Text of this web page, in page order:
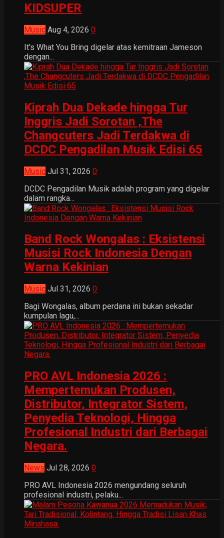
KIDSUPER
Music Aug 4, 2026 0
It's What You Bring digelar atas kemitraan Jameson
dengan...
Kiprah Dua Dekade hingga Tur
Inggris Jadi Sorotan ,The
Changcuters Jadi Terdakwa di
DCDC Pengadilan Musik Edisi 65
Music Jul 31, 2026 0
DCDC Pengadilan Musik adalah program yang digelar
dalam rangka...
Band Rock Wongalas : Eksistensi
Musisi Rock Indonesia Dengan
Warna Kekinian
Music Jul 31, 2026 0
Bagi Wongalas, album perdana ini bukan sekadar
kumpulan lagu,...
PRO AVL Indonesia 2026 :
Mempertemukan Produsen,
Distributor, Integrator Sistem,
Penyedia Teknologi, Hingga
Profesional Industri dari Berbagai
Negara.
News Jul 28, 2026 0
PRO AVL Indonesia 2026 mengundang seluruh
profesional industri, pelaku...